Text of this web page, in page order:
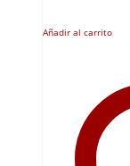
Añadir al carrito